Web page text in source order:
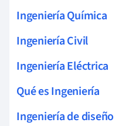
Ingeniería Química
Ingeniería Civil
Ingeniería Eléctrica
Qué es Ingeniería
Ingeniería de diseño